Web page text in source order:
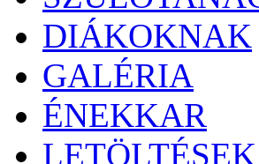
DIÁKOKNAK
GALÉRIA
ÉNEKKAR
LETÖLTÉSEK